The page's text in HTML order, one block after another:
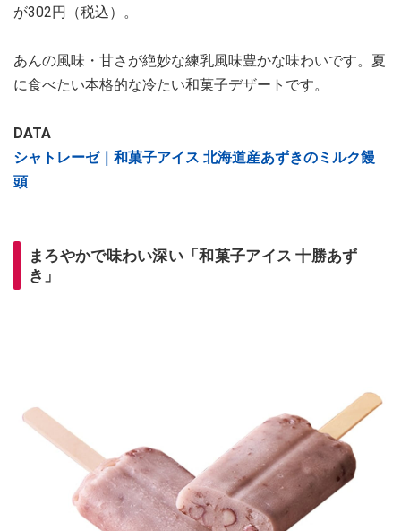
が302円（税込）。
あんの風味・甘さが絶妙な練乳風味豊かな味わいです。夏
に食べたい本格的な冷たい和菓子デザートです。
DATA
シャトレーゼ｜和菓子アイス 北海道産あずきのミルク饅
頭
まろやかで味わい深い「和菓子アイス 十勝あず
き」